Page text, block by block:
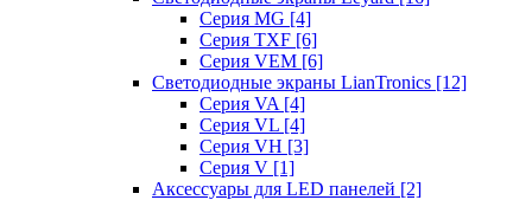
Серия MG [4]
Серия TXF [6]
Серия VEM [6]
Светодиодные экраны LianTronics [12]
Серия VA [4]
Серия VL [4]
Серия VH [3]
Серия V [1]
Аксессуары для LED панелей [2]